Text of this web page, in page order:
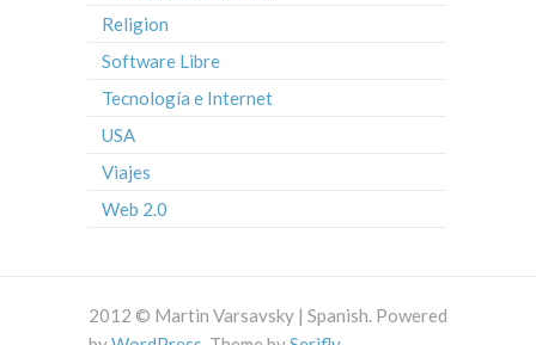
Religion
Software Libre
Tecnología e Internet
USA
Viajes
Web 2.0
2012 © Martin Varsavsky | Spanish. Powered